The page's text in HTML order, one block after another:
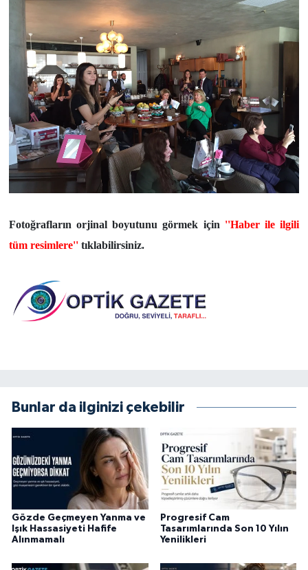
Fotoğrafların orjinal boyutunu görmek için ''Haber ile ilgili
tüm resimlere''tıklabilirsiniz.
Bunlar da ilginizi çekebilir
Gözde Geçmeyen Yanma ve
Işık Hassasiyeti Hafife
Alınmamalı
Progresif Cam
Tasarımlarında Son 10 Yılın
Yenilikleri